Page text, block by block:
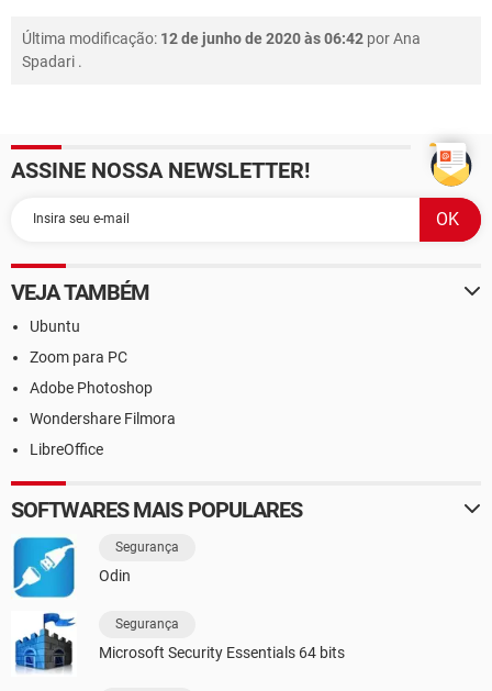
Última modificação: 12 de junho de 2020 às 06:42 porAna
Spadari .
ASSINE NOSSA NEWSLETTER!
VEJA TAMBÉM
Ubuntu
Zoom para PC
Adobe Photoshop
Wondershare Filmora
LibreOffice
SOFTWARES MAIS POPULARES
Segurança
Odin
Segurança
Microsoft Security Essentials 64 bits